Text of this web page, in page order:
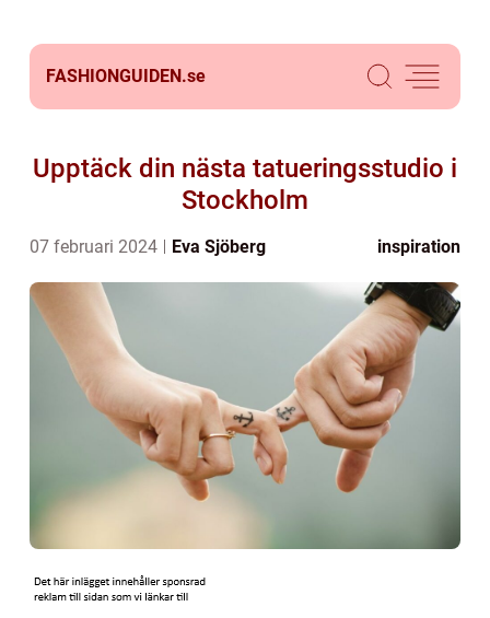
FASHIONGUIDEN.se
Upptäck din nästa tatueringsstudio i
Stockholm
07 februari 2024 Eva Sjöberg inspiration